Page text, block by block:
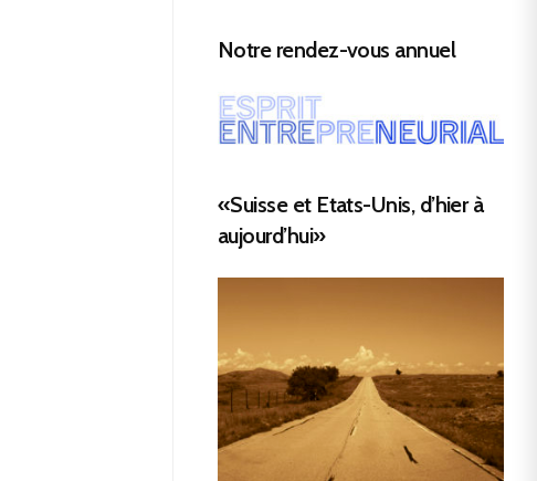
Notre rendez-vous annuel
«Suisse et Etats-Unis, d’hier à
aujourd’hui»